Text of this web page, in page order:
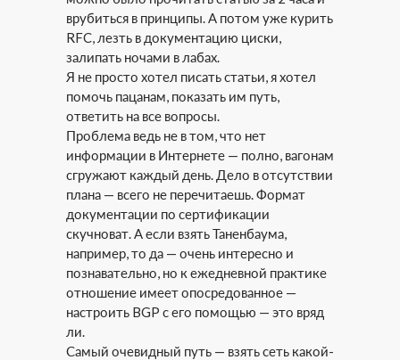
врубиться в принципы. А потом уже курить
RFC, лезть в документацию циски,
залипать ночами в лабах.
Я не просто хотел писать статьи, я хотел
помочь пацанам, показать им путь,
ответить на все вопросы.
Проблема ведь не в том, что нет
информации в Интернете — полно, вагонам
сгружают каждый день. Дело в отсутствии
плана — всего не перечитаешь. Формат
документации по сертификации
скучноват. А если взять Таненбаума,
например, то да — очень интересно и
познавательно, но к ежедневной практике
отношение имеет опосредованное —
настроить BGP с его помощью — это вряд
ли.
Самый очевидный путь — взять сеть какой-